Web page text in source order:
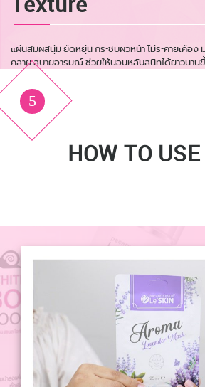
แผ่นสัมผัสนุ่ม ยืดหยุ่น กระชับผิวหน้า ไม่ระคายเคือ
คลาย สบายอารมณ์ ช่วยให้นอนหลับสนิทได้ยาวนาน
5
HOW TO USE